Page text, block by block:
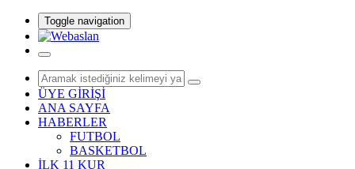
Toggle navigation
ÜYE GİRİŞİ
ANA SAYFA
HABERLER
FUTBOL
BASKETBOL
İLK 11 KUR